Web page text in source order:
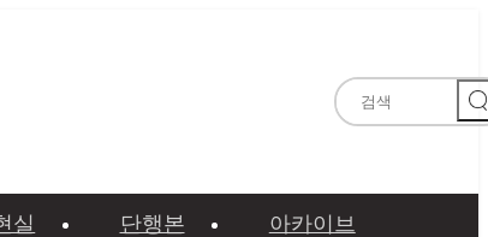
실 단행본 아카이브